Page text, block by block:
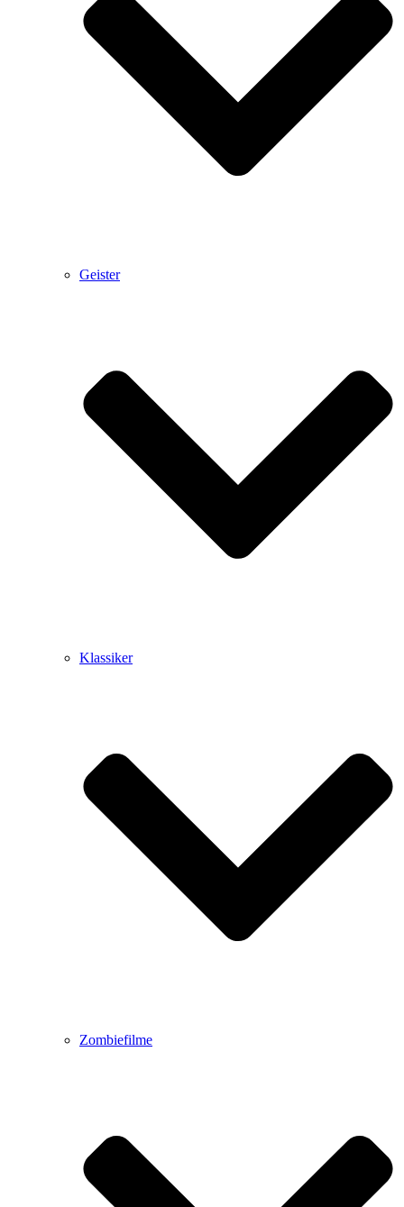
Geister
Klassiker
Zombiefilme